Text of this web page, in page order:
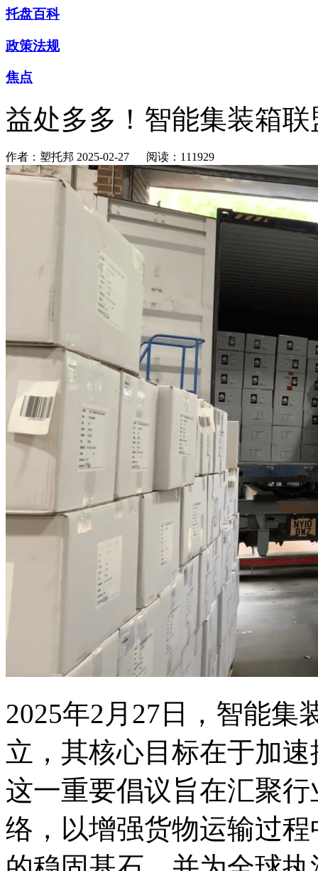
托盘百科
政策法规
焦点
益处多多！智能集装箱
作者：塑托邦 2025-02-27 阅读：111929
2025年2月27日，智能集
立，其核心目标在于加
这一重要倡议旨在汇聚
络，以增强货物运输过